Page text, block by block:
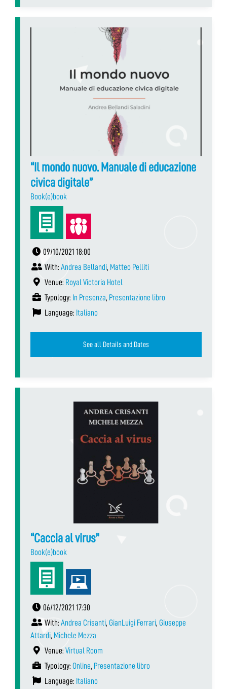
“Il mondo nuovo. Manuale di educazione
civica digitale”
Book(e)book
09/10/2021 18:00
With: Andrea Bellandi, Matteo Pelliti
Venue: Royal Victoria Hotel
Typology: In Presenza, Presentazione libro
Language: Italiano
See all Details and Dates
“Caccia al virus”
Book(e)book
06/12/2021 17:30
With: Andrea Crisanti, GianLuigi Ferrari, Giuseppe
Attardi, Michele Mezza
Venue: Virtual Room
Typology: Online, Presentazione libro
Language: Italiano